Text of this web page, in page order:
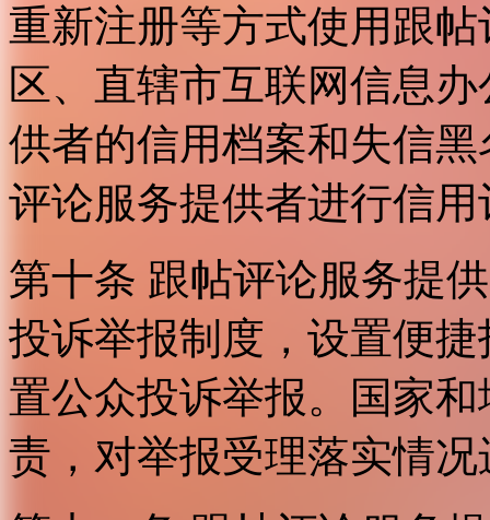
重新注册等方式使用跟
区、直辖市互联网信息
供者的信用档案和失信
评论服务提供者进行信用
第十条 跟帖评论服务提
投诉举报制度，设置便
置公众投诉举报。国家
责，对举报受理落实情